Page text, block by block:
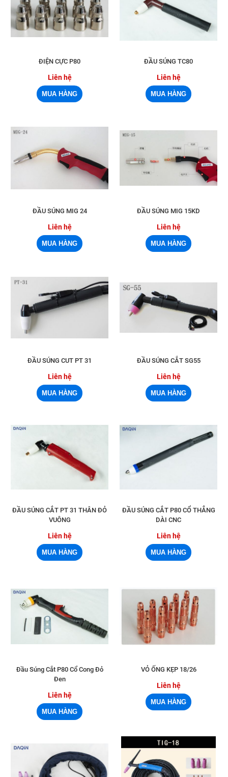
ĐIỆN CỰC P80
Liên hệ
ĐẦU SÚNG TC80
Liên hệ
ĐẦU SÚNG MIG 24
Liên hệ
ĐẦU SÚNG MIG 15KD
Liên hệ
ĐẦU SÚNG CUT PT 31
Liên hệ
ĐẦU SÚNG CẮT SG55
Liên hệ
ĐẦU SÚNG CẮT PT 31 THÂN ĐỎ
VUÔNG
Liên hệ
ĐẦU SÚNG CẮT P80 CỔ THẲNG
DÀI CNC
Liên hệ
Đầu Súng Cắt P80 Cổ Cong Đỏ
Đen
Liên hệ
VỎ ỐNG KẸP 18/26
Liên hệ